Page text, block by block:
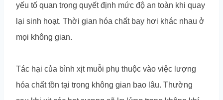
yếu tố quan trọng quyết định mức độ an toàn khi quay
lại sinh hoạt. Thời gian hóa chất bay hơi khác nhau ở
mọi không gian.
Tác hại của bình xịt muỗi phụ thuộc vào việc lượng
hóa chất tồn tại trong không gian bao lâu. Thường